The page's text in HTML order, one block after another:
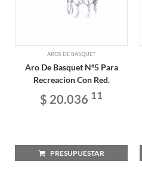
AROS DE BASQUET
Aro De Basquet Nº5 Para
Recreacion Con Red.
$ 20.036 11
PRESUPUESTAR